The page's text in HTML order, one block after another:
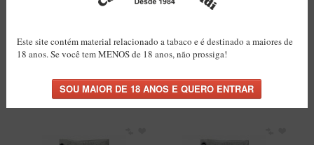
Expresso Coffee - Para
Cachimbo 50g
COMPRAR
Mixture - Para Cachimbo
50g
COMPRAR
Este site contém material relacionado a tabaco e é destinado a maiores de
18 anos. Se você tem MENOS de 18 anos, não prossiga!